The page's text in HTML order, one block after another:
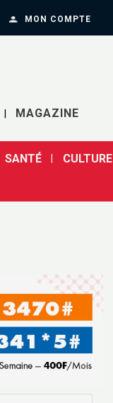
MON COMPTE
MAGAZINE
SANTÉ CULTURE